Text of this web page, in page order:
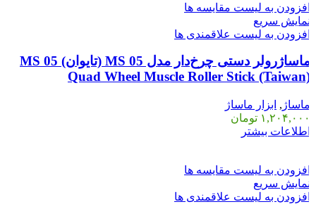
به لیست مقایسه ها
سریع
به لیست علاقمندی ها
ماساژرولر دستی چرخ‌دار مدل MS 05 (تایوان) MS 05
Quad Wheel Muscle Roller Stick
, ابزار ماساژ
تومان
بیشتر
به لیست مقایسه ها
سریع
به لیست علاقمندی ها